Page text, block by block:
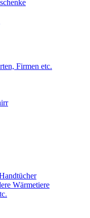
Firmen etc.
Wärmetiere